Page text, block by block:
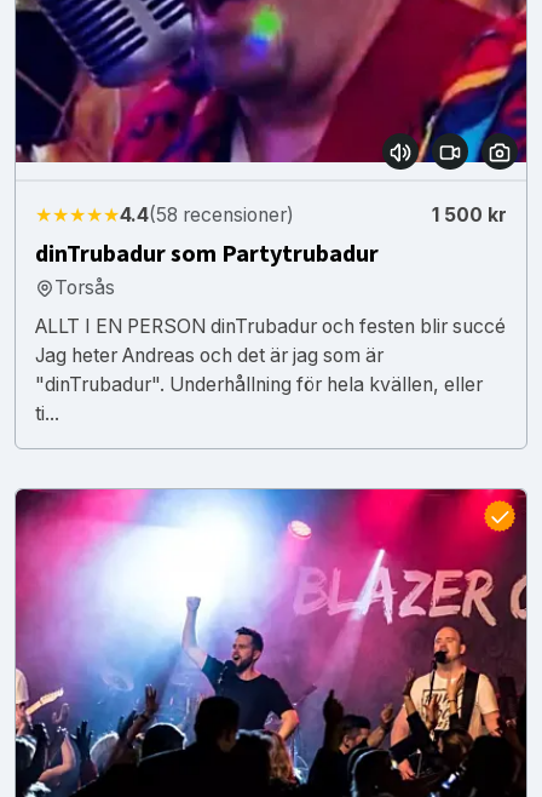
★★★★★4.4(58 recensioner) 1 500 kr
dinTrubadur som Partytrubadur
Torsås
ALLT I EN PERSON dinTrubadur och festen blir succé
Jag heter Andreas och det är jag som är
"dinTrubadur". Underhållning för hela kvällen, eller
ti...